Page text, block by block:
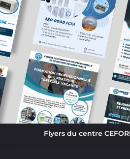
Flyers du centre